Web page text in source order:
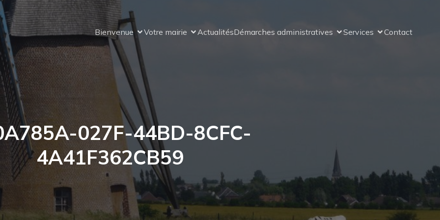
Bienvenue Votre mairie ActualitésDémarches administratives Services Contact
027F-44BD-8CFC-
4A41F362CB59